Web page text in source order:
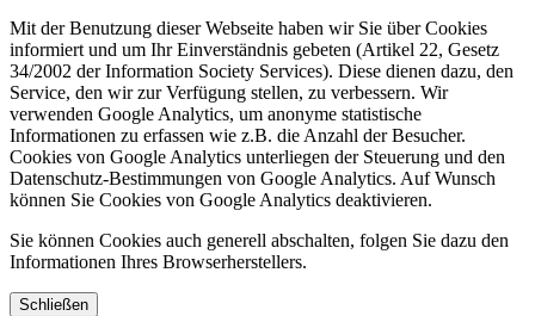
Mit der Benutzung dieser Webseite haben wir Sie über Cookies
informiert und um Ihr Einverständnis gebeten (Artikel 22, Gesetz
34/2002 der Information Society Services). Diese dienen dazu, den
Service, den wir zur Verfügung stellen, zu verbessern. Wir
verwenden Google Analytics, um anonyme statistische
Informationen zu erfassen wie z.B. die Anzahl der Besucher.
Cookies von Google Analytics unterliegen der Steuerung und den
Datenschutz-Bestimmungen von Google Analytics. Auf Wunsch
können Sie Cookies von Google Analytics deaktivieren.
Sie können Cookies auch generell abschalten, folgen Sie dazu den
Informationen Ihres Browserherstellers.
Schließen